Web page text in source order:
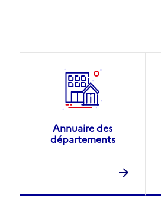
Annuaire des
départements